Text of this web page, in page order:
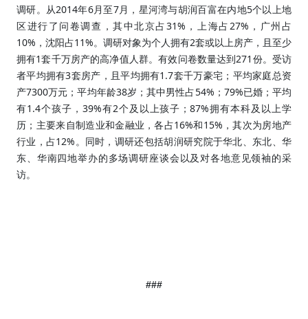
调研。从2014年6月至 7月，星河湾与胡润百富在内地5个以上地
区进行了问卷调查，其中北京占 31% ，上海占 27% ，广州占
10% ，沈阳占11%。调研对象为个人拥有2套或以上房产，且至少
拥有1套千万房产的高净值人群。有效问卷数量达到271 份。受访
者平均拥有3套房产，且平均拥有1.7套千万豪宅；平均家庭总资
产7300万元；平均年龄38岁；其中男性占 54% ； 79%已婚；平均
有1.4个孩子， 39%有2个及以上孩子；87%拥有本科及以上学
历；主要来自制造业和金融业，各占16%和 15% ，其次为房地产
行业，占12% 。同时，调研还包括胡润研究院于华北、东北、华
东、华南四地举办的多场调研座谈会以及对各地意见领袖的采
访。
###